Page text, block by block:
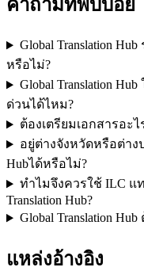
คำถามที่พบบ่อย
Global Translation
หรือไม่?
Global Translation
ด่วนได้ไหม?
ต้องเตรียมเอกสารอะไ
อยู่ต่างจังหวัดหรือต่าง
Hubได้หรือไม่?
ทำไมจึงควรใช้ ILC แ
Translation Hub?
Global Translation
แหล่งอ้างอิง